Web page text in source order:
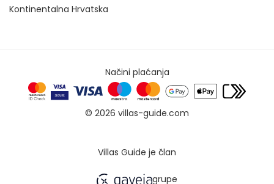
Kontinentalna Hrvatska
Načini plaćanja
© 2026 villas-guide.com
Villas Guide je član
grupe